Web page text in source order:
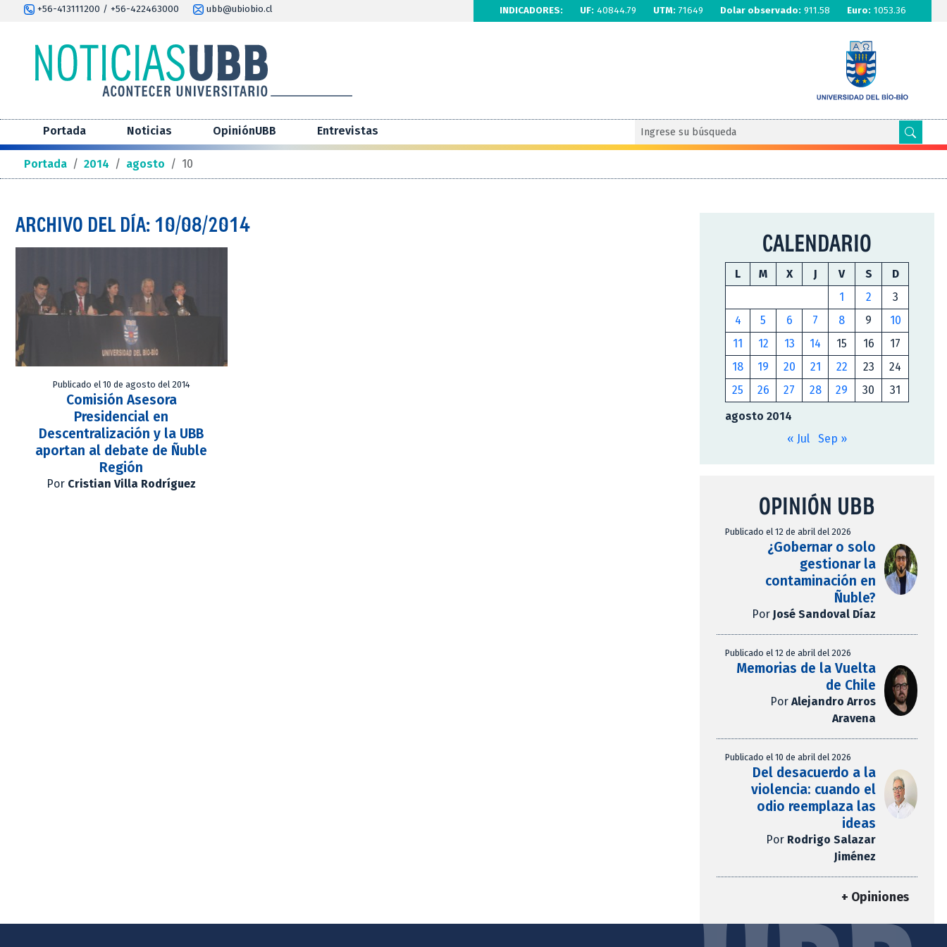
+56-413111200 / +56-422463000 ubb@ubiobio.cl INDICADORES: UF: 40844.79 UTM: 71649 Dolar observado: 911.58 Euro: 1053.36
Portada Noticias OpiniónUBB Entrevistas
Portada / 2014 / agosto / 10
ARCHIVO DEL DÍA: 10/08/2014
Publicado el 10 de agosto del 2014
Comisión Asesora
Presidencial en
Descentralización y la UBB
aportan al debate de Ñuble
Región
Por Cristian Villa Rodríguez
CALENDARIO
agosto 2014
L M X J V S
D
1
2
3
4
5 6 7 8 9
10
11
12 13 14 15 16
17
18
19 20 21 22 23
24
25
26 27 28 29 30 31
« Jul Sep »
OPINIÓN UBB
Publicado el 12 de abril del 2026
¿Gobernar o solo
gestionar la
contaminación en
Ñuble?
Por José Sandoval Díaz
Publicado el 12 de abril del 2026
Memorias de la Vuelta
de Chile
Por Alejandro Arros
Aravena
Publicado el 10 de abril del 2026
Del desacuerdo a la
violencia: cuando el
odio reemplaza las
ideas
Por Rodrigo Salazar
Jiménez
+ Opiniones